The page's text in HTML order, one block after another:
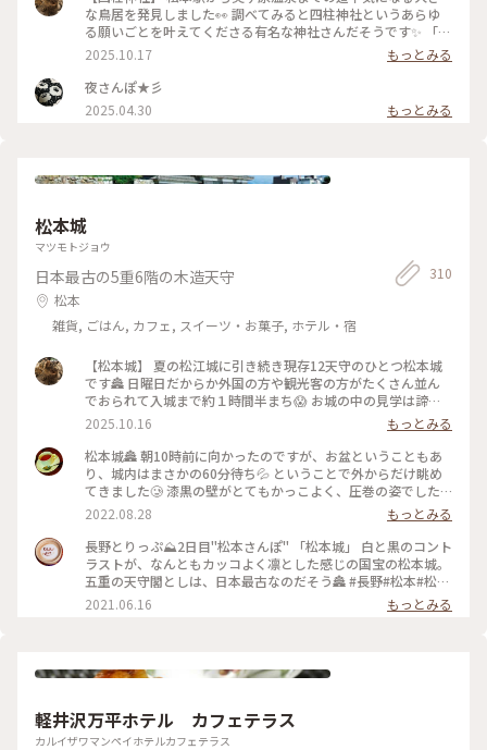
な鳥居を発見しました👀 調べてみると四柱神社というあらゆ
る願いごとを叶えてくださる有名な神社さんだそうです✨ 「よ
はしら」と読むそうで「しちゅう」って読んじゃった💦 松本
城から歩いて行ける距離だったので松本駅を目指すお散歩がて
ら邪魔してきました🙏 こちらの鳩さんですが鳩さんのお豆が
売られているからかとっても人慣れしているみたいで 餌やり
している少年の頭や肩に鳩が群がっていてとても楽しそうでし
2025.10.17
もっとみる
夜さんぽ★彡
2025.04.30
もっとみる
松本城
マツモトジョウ
日本最古の5重6階の木造天守
松本
雑貨, ごはん, カフェ, スイーツ・お菓子, ホテル・宿
310
【松本城】 夏の松江城に引き続き現存12天守のひとつ松本城
です🏯 日曜日だからか外国の方や観光客の方がたくさん並ん
でおられて入城まで約１時間半まち😱 お城の中の見学は諦め
て外観のみ堪能してきました 現存12天守のうち五重天守が見
れるのは姫路城と松本城のみ👀 別名が深志城の6階建のかっこ
いい黒いお城です✨ 黒いから烏城🐦‍⬛とも呼ばれているんです
がそれは60年前くらいにバスガイドさんが言いはじめたそうで
正式な別名ではないそうです😳 やはりお堀とおっきい天守閣
って絵になりますよねぇ☺️ お城の近くでコスモスが咲いてい
るのも見つけました🌸秋ですねぇ🍂 （2025.9.21） #現存12天
守 #国宝5城 #国宝 #お城 #秋の信州推し事の旅2025 #秋の装い
#松本 #ことりっぷ長野
2025.10.16
もっとみる
松本城🏯 朝10時前に向かったのですが、お盆ということもあ
り、城内はまさかの60分待ち💦 ということで外からだけ眺め
てきました🥲 漆黒の壁がとてもかっこよく、圧巻の姿でした✨
最寄りのバス停を降りると、お堀に白鳥がいました🦢 (来訪
日:8月中旬) #松本 #松本城 #城 #風景 #景色 #ことりっぷ長野
#Myことりっぷ #私のことりっぷ2022
2022.08.28
もっとみる
長野とりっぷ⛰2日目"松本さんぽ" 「松本城」 白と黒のコント
ラストが、なんともカッコよく凛とした感じの国宝の松本城。
五重の天守閣としは、日本最古なのだそう🏯 #長野#松本#松本
城#ライトアップ#自然にふれる
2021.06.16 もっとみる
軽井沢万平ホテル カフェテラス
カルイザワマンペイホテルカフェテラス